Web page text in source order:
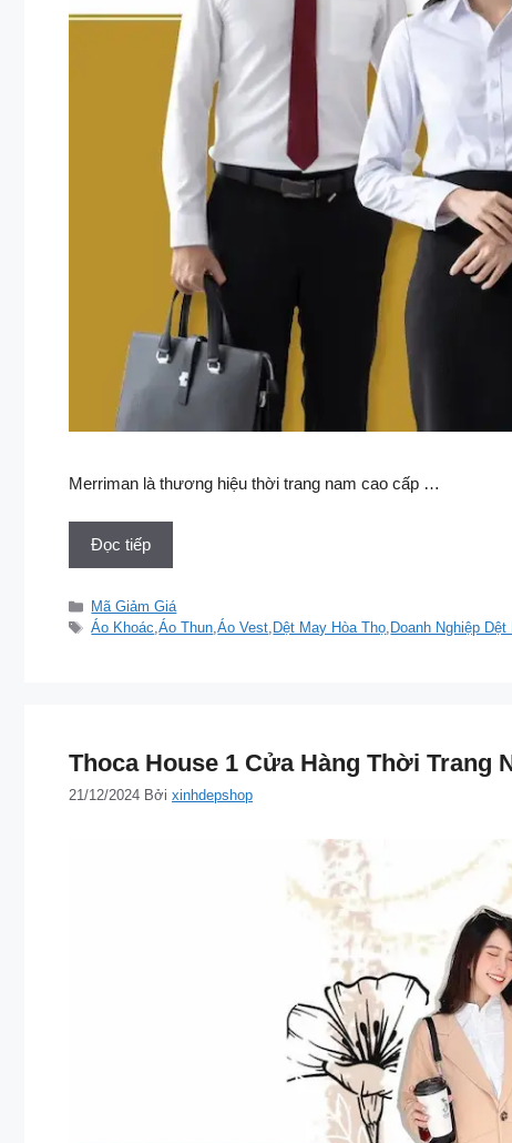
Merriman là thương hiệu thời trang nam cao cấp …
Đọc tiếp
Danh
mục
Mã Giảm Giá
Thẻ
Áo Khoác,Áo Thun,Áo Vest, Dệt May Hòa Thọ, Doanh Nghiệp
Thoca House 1 Cửa Hàng Thời Trang
21/12/2024 Bởi xinhdepshop